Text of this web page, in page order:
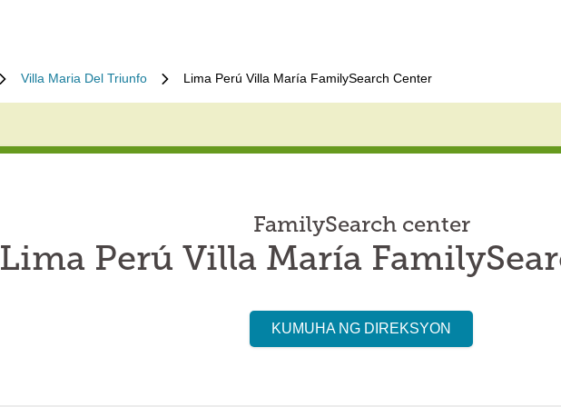
Villa Maria Del Triunfo Lima Perú Villa María FamilySearch Center
FamilySearch center
Lima Perú Villa María
KUMUHA NG DIREKSYON